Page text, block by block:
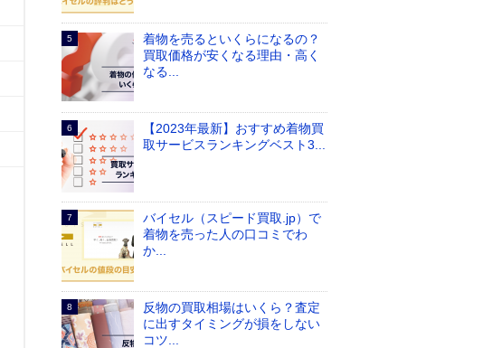
着物を売るといくらになるの？
買取価格が安くなる理由・高く
なる...
【2023年最新】おすすめ着物買
取サービスランキングベスト3...
バイセル（スピード買取.jp）で
着物を売った人の口コミでわ
か...
反物の買取相場はいくら？査定
に出すタイミングが損をしない
コツ...